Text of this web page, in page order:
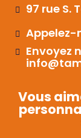
97 rue S.
Appelez-
Envoyez
Vous